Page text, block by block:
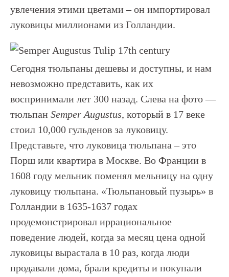
увлечения этими цветами – он импортировал
луковицы миллионами из Голландии.
Сегодня тюльпаны дешевы и доступны, и нам
невозможно представить, как их
воспринимали лет 300 назад. Слева на фото —
тюльпан Semper Augustus, который в 17 веке
стоил 10,000 гульденов за луковицу.
Представьте, что луковица тюльпана – это
Порш или квартира в Москве. Во Франции в
1608 году мельник поменял мельницу на одну
луковицу тюльпана. «Тюльпановый пузырь» в
Голландии в 1635-1637 годах
продемонстрировал иррациональное
поведение людей, когда за месяц цена одной
луковицы вырастала в 10 раз, когда люди
продавали дома, брали кредиты и покупали